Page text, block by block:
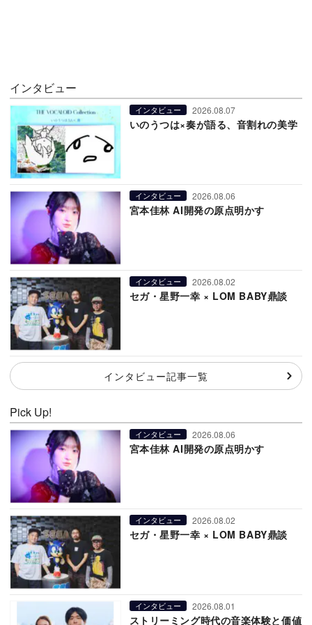
インタビュー
インタビュー 2026.08.07
いのうつは×奏が語る、音割れの美学
インタビュー 2026.08.06
宮本佳林 AI開発の原点明かす
インタビュー 2026.08.02
セガ・星野一幸 × LOM BABY鼎談
インタビュー記事一覧
Pick Up!
インタビュー 2026.08.06
宮本佳林 AI開発の原点明かす
インタビュー 2026.08.02
セガ・星野一幸 × LOM BABY鼎談
インタビュー 2026.08.01
ストリーミング時代の音楽体験と価値